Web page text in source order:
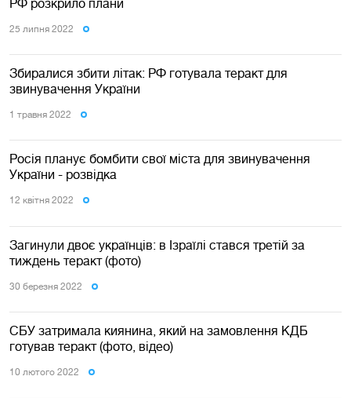
РФ розкрило плани
25 липня 2022
Збиралися збити літак: РФ готувала теракт для
звинувачення України
1 травня 2022
Росія планує бомбити свої міста для звинувачення
України - розвідка
12 квiтня 2022
Загинули двоє українців: в Ізраїлі стався третій за
тиждень теракт (фото)
30 березня 2022
СБУ затримала киянина, який на замовлення КДБ
готував теракт (фото, відео)
10 лютого 2022